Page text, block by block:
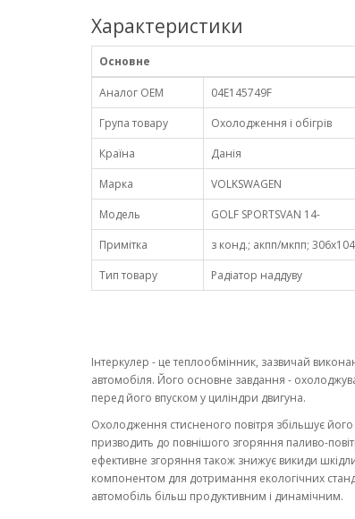
Характеристики
Основне
Аналог OEM
04E145749F
Група товару
Охолодження і обігрів
Країна
Данія
Марка
VOLKSWAGEN
Модель
GOLF SPORTSVAN 14-
Примітка
з конд.; акпп/мкпп;
Тип товару
Радіатор наддуву
Інтеркулер - це теплообмінник, зазвичай
автомобіля. Його основне завдання -
перед його впуском у циліндри двигуна.
Охолодження стисненого повітря збільшує
призводить до повнішого згоряння паливо-
ефективне згоряння також знижує викиди
компонентом для дотримання екологічних
автомобіль більш продуктивним і динамічним.